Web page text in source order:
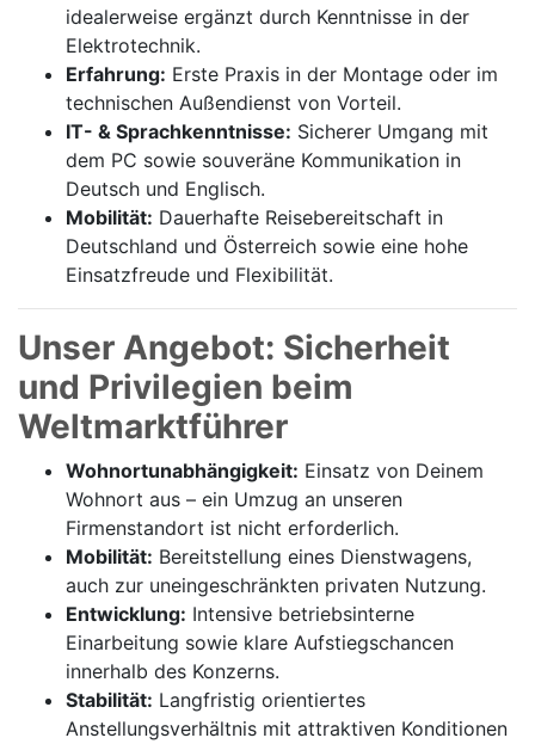
idealerweise ergänzt durch Kenntnisse in der
Elektrotechnik.
Erfahrung: Erste Praxis in der Montage oder im
technischen Außendienst von Vorteil.
IT- & Sprachkenntnisse: Sicherer Umgang mit
dem PC sowie souveräne Kommunikation in
Deutsch und Englisch.
Mobilität: Dauerhafte Reisebereitschaft in
Deutschland und Österreich sowie eine hohe
Einsatzfreude und Flexibilität.
Unser Angebot: Sicherheit
und Privilegien beim
Weltmarktführer
Wohnortunabhängigkeit: Einsatz von Deinem
Wohnort aus – ein Umzug an unseren
Firmenstandort ist nicht erforderlich.
Mobilität: Bereitstellung eines Dienstwagens,
auch zur uneingeschränkten privaten Nutzung.
Entwicklung: Intensive betriebsinterne
Einarbeitung sowie klare Aufstiegschancen
innerhalb des Konzerns.
Stabilität: Langfristig orientiertes
Anstellungsverhältnis mit attraktiven Konditionen